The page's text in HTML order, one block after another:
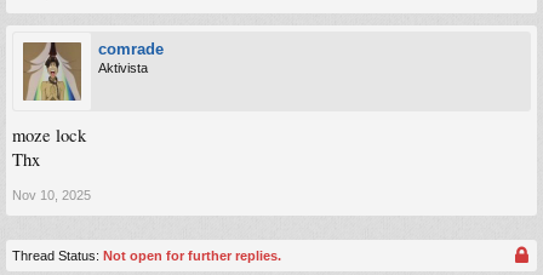
comrade
Aktivista
moze lock
Thx
Nov 10, 2025
Thread Status: Not open for further replies.